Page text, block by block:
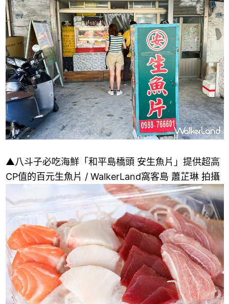
▲八斗子必吃海鮮「和平島橋頭 安生魚片」提供超高
CP值的百元生魚片 / WalkerLand窩客島 蕭芷琳 拍攝